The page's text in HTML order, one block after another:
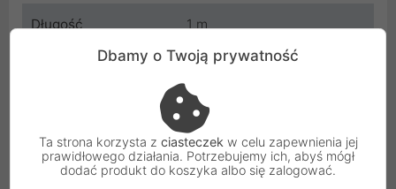
Długość 1 m
Szary
Kabel
Producent Lanberg
Dbamy o Twoją prywatność
Ta strona korzysta z ciasteczek w celu zapewnienia jej
prawidłowego działania. Potrzebujemy ich, abyś mógł
dodać produkt do koszyka albo się zalogować.